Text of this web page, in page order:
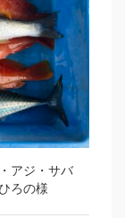
アジ・サバ
ろの様